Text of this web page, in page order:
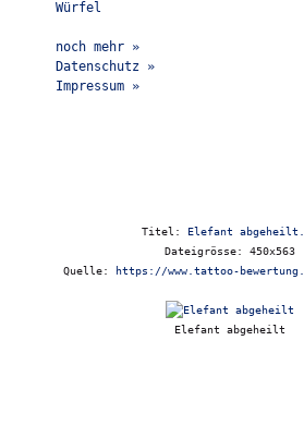
Würfel
noch mehr »
Datenschutz »
Impressum »
Titel: Elefant
Dateigrösse: 450x563
Quelle: https://www.tattoo-
Elefant abgeheilt